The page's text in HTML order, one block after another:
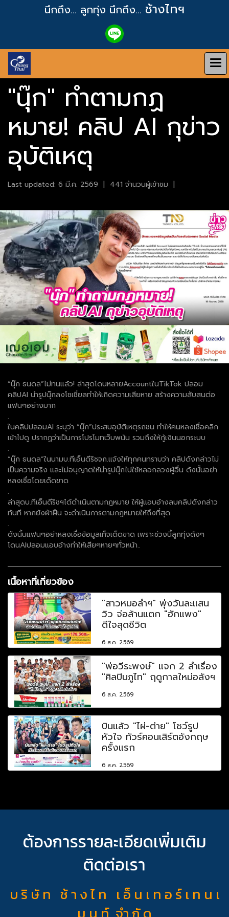
นึกถึง... ลูกทุ่ง นึกถึง... ช้างไทฯ
"นุ๊ก" ทำตามกฏ
หมาย! คลิป AI กุข่าว
อุบัติเหตุ
Last updated: 6 มี.ค. 2569 | 441 จำนวนผู้เข้าชม |
“นุ๊ก ธนดล”ไม่ทนแล้ว! ล่าสุดโดนหลายAccountในTikTok ปลอม
คลิปAI นำรูปนุ๊กลงโซเชี่ยลทำให้เกิดความเสียหาย สร้างความสับสนต่อ
แฟนๆอย่างมาก
.
ในคลิปปลอมAI ระบุว่า “นุ๊ก”ประสบอุบัติเหตุรถชน ทำให้คนหลงเชื่อคลิก
เข้าไปดู ปรากฏว่าเป็นการโปรโมทเว็บพนัน รวมถึงให้กู้เงินนอกระบบ
.
“นุ๊ก ธนดล”ในนามบ.ทีเอ็นดีริชจก.แจ้งให้ทุกคนทราบว่า คลิปดังกล่าวไม่
เป็นความจริง และไม่อนุญาตให้นำรูปนุ๊กไปใช้หลอกลวงผู้อื่น ดังนั้นอย่า
หลงเชื่อโดยเด็ดขาด
.
ล่าสุดบ.ทีเอ็นดีริชฯได้ดำเนินตามกฎหมาย ให้ผู้แอบอ้างลบคลิปดังกล่าว
ทันที หากยังฝ่าฝืน จะดำเนินการตามกฎหมายให้ถึงที่สุด
.
ดังนั้นแฟนๆอย่าหลงเชื่อข้อมูลเท็จเด็ดขาด เพราะช่วงนี้ลูกทุ่งดังๆ
โดนAIปลอมแอบอ้างทำให้เสียๆหายๆทั่วหน้า..
เนื้อหาที่เกี่ยวข้อง
"สาวหมอลำฯ" พุ่งวันละแสน
วิว จ่อล้านแตก "ฮักแพง"
ดีใจสุดชีวิต
6 ส.ค. 2569
"พ่อวีระพงษ์" แจก 2 ลำเรื่อง
"ศิลปินภูไท" ฤดูกาลใหม่อลังฯ
6 ส.ค. 2569
บินแล้ว "ไผ่-ต่าย" โชว์รูป
หัวใจ ทัวร์คอนเสิร์ตอังกฤษ
ครั้งแรก
6 ส.ค. 2569
ต้องการรายละเอียดเพิ่มเติม
ติดต่อเรา
บ ริ ษั ท ช้ า ง ไ ท เ อ็ น เ ท อ ร์ เ ท น เ
ม น ท์ จำ กั ด